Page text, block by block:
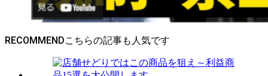
RECOMMEND